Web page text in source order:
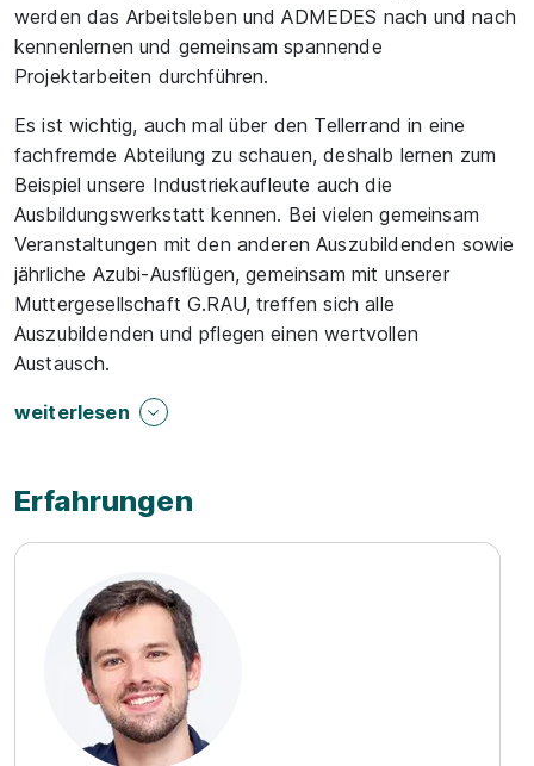
werden das Arbeitsleben und ADMEDES nach und nach
kennenlernen und gemeinsam spannende
Projektarbeiten durchführen.
Es ist wichtig, auch mal über den Tellerrand in eine
fachfremde Abteilung zu schauen, deshalb lernen zum
Beispiel unsere Industriekaufleute auch die
Ausbildungswerkstatt kennen. Bei vielen gemeinsam
Veranstaltungen mit den anderen Auszubildenden sowie
jährliche Azubi-Ausflügen, gemeinsam mit unserer
Muttergesellschaft G.RAU, treffen sich alle
Auszubildenden und pflegen einen wertvollen
Austausch.
weiterlesen
Erfahrungen